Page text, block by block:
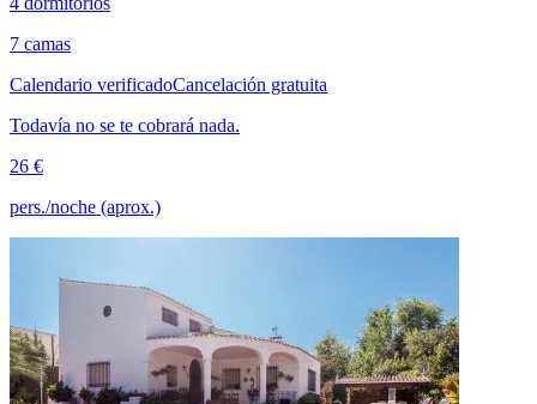
7 camas
Calendario verificadoCancelación gratuita
Todavía no se te cobrará nada.
26 €
pers./noche (aprox.)